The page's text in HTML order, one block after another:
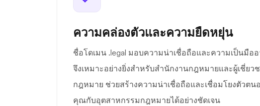
ความคล่องตัวและความยืดหยุ่น
ชื่อโดเมน .legal มอบความน่าเชื่อถือและความเป็นมือ
จึงเหมาะอย่างยิ่งสำหรับสำนักงานกฎหมายและผู้เชี่ย
กฎหมาย ช่วยสร้างความน่าเชื่อถือและเชื่อมโยงตัวตน
คุณกับอุตสาหกรรมกฎหมายได้อย่างชัดเจน